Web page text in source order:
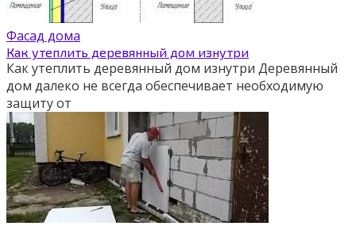
Фасад дома
Как утеплить деревянный дом изнутри
Как утеплить деревянный дом изнутри Деревянный
дом далеко не всегда обеспечивает необходимую
защиту от